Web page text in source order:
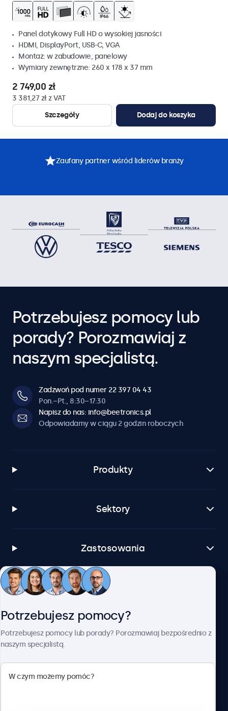
Panel dotykowy Full HD o wysokiej jasności
HDMI, DisplayPort, USB-C, VGA
Montaz: w zabudowie, panelowy
Wymiary zewnętrzne: 260 x 178 x 37 mm
2 749,00 zł
3 381,27 zł z VAT
Szczegóły
Dodaj do koszyka
Zaufany partner wśród liderów branży
Potrzebujesz pomocy lub
porady? Porozmawiaj z
naszym specjalistą.
Zadzwoń pod numer 22 397 04 43
Pon.–Pt., 8:30–17:30
Napisz do nas: info@beetronics.pl
Odpowiadamy w ciągu 2 godzin roboczych
Produkty
Sektory
Zastosowania
Obsługa klienta
Potrzebujesz pomocy?
Potrzebujesz pomocy lub porady? Porozmawiaj bezpośrednio z
naszym specjalistą.